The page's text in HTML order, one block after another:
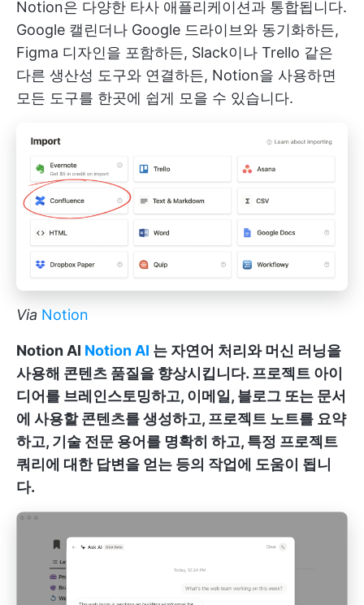
Notion은 다양한 타사 애플리케이션과 통합됩니다.
Google 캘린더나 Google 드라이브와 동기화하든,
Figma 디자인을 포함하든, Slack이나 Trello 같은
다른 생산성 도구와 연결하든, Notion을 사용하면
모든 도구를 한곳에 쉽게 모을 수 있습니다.
Via Notion
Notion AI Notion AI 는 자연어 처리와 머신 러닝을
사용해 콘텐츠 품질을 향상시킵니다. 프로젝트 아이
디어를 브레인스토밍하고, 이메일, 블로그 또는 문서
에 사용할 콘텐츠를 생성하고, 프로젝트 노트를 요약
하고, 기술 전문 용어를 명확히 하고, 특정 프로젝트
쿼리에 대한 답변을 얻는 등의 작업에 도움이 됩니
다.